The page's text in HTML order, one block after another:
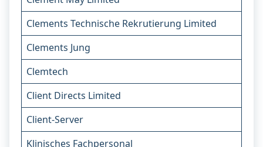
Clements Technische Rekrutierung Limited
Clements Jung
Clemtech
Client Directs Limited
Client-Server
Klinisches Fachpersonal